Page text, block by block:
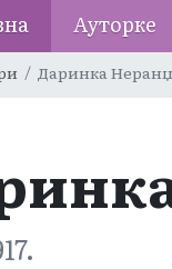
Ауторке
Даринка